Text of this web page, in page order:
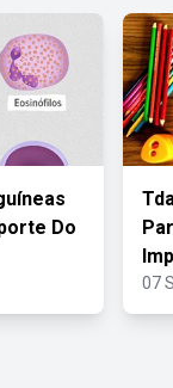
Do
07